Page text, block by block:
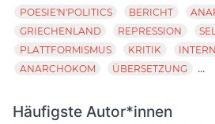
POESIE'N'POLITICS
BERICHT
GRIECHENLAND
REPRESSION
PLATTFORMISMUS
KRITIK
ANARCHOKOM
ÜBERSETZUNG ...
Häufigste Autor*innen